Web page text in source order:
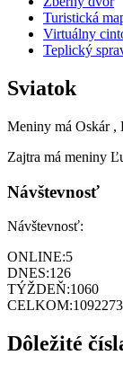
Turistická
Virtuálny
Teplický
Sviatok
Meniny má Oskár ,
Zajtra má meniny
Návštevnosť
Návštevnosť:
ONLINE:5
DNES:126
TÝŽDEŇ:1060
CELKOM:1092273
Dôležité